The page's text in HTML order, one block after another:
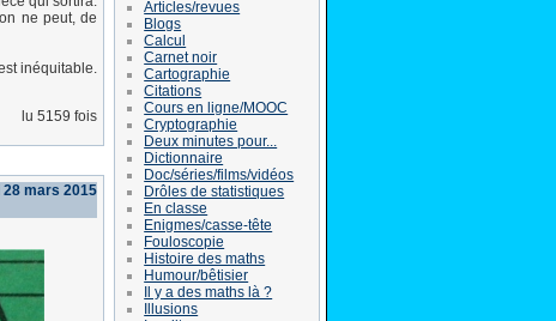
ne peut, de
inéquitable.
lu 5159 fois
mars 2015
Articles/revues
Blogs
Calcul
Carnet noir
Cartographie
Citations
Cours en ligne/MOOC
Cryptographie
Deux minutes pour...
Dictionnaire
Doc/séries/films/vidéos
Drôles de statistiques
En classe
Enigmes/casse-tête
Fouloscopie
Histoire des maths
Humour/bêtisier
Il y a des maths là ?
Illusions